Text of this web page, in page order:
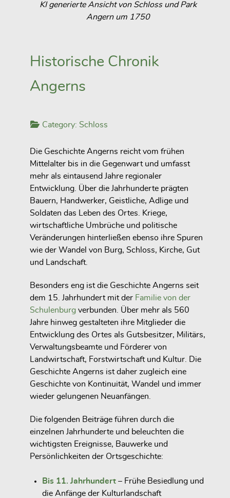
KI generierte Ansicht von Schloss und Park
Angern um 1750
Historische Chronik
Angerns
Category: Schloss
Die Geschichte Angerns reicht vom frühen
Mittelalter bis in die Gegenwart und umfasst
mehr als eintausend Jahre regionaler
Entwicklung. Über die Jahrhunderte prägten
Bauern, Handwerker, Geistliche, Adlige und
Soldaten das Leben des Ortes. Kriege,
wirtschaftliche Umbrüche und politische
Veränderungen hinterließen ebenso ihre Spuren
wie der Wandel von Burg, Schloss, Kirche, Gut
und Landschaft.
Besonders eng ist die Geschichte Angerns seit
dem 15. Jahrhundert mit der Familie von der
Schulenburg verbunden. Über mehr als 560
Jahre hinweg gestalteten ihre Mitglieder die
Entwicklung des Ortes als Gutsbesitzer, Militärs,
Verwaltungsbeamte und Förderer von
Landwirtschaft, Forstwirtschaft und Kultur. Die
Geschichte Angerns ist daher zugleich eine
Geschichte von Kontinuität, Wandel und immer
wieder gelungenen Neuanfängen.
Die folgenden Beiträge führen durch die
einzelnen Jahrhunderte und beleuchten die
wichtigsten Ereignisse, Bauwerke und
Persönlichkeiten der Ortsgeschichte:
Bis 11. Jahrhundert – Frühe Besiedlung und
die Anfänge der Kulturlandschaft